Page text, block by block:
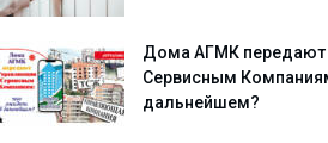
Дома АГМК
Сервисным
дальнейшем?